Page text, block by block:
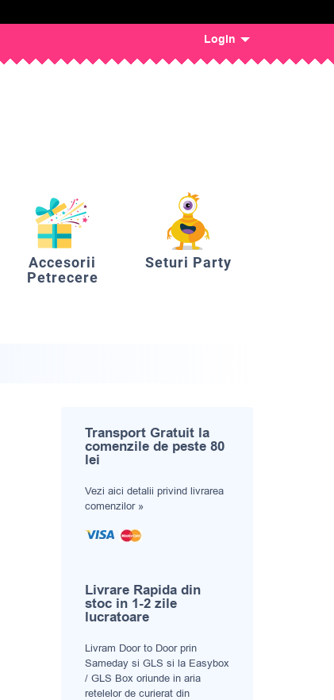
Login
Accesorii
Petrecere
Seturi Party
Transport Gratuit la
comenzile de peste 80
lei
Vezi aici detalii privind livrarea
comenzilor »
Livrare Rapida din
stoc in 1-2 zile
lucratoare
Livram Door to Door prin
Sameday si GLS si la Easybox
/ GLS Box oriunde in aria
retelelor de curierat din